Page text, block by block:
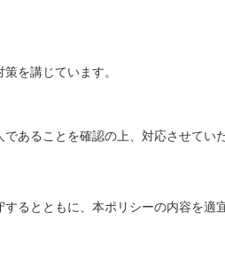
を講じています。
あることを確認の上、対応させてい
るとともに、本ポリシーの内容を適